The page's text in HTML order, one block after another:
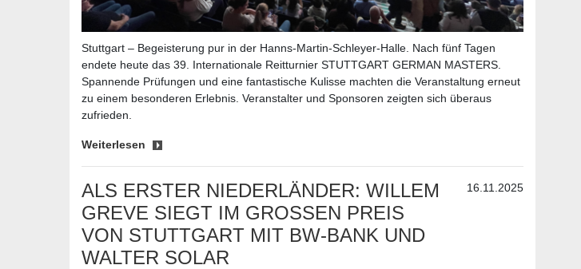
Stuttgart – Begeisterung pur in der Hanns-Martin-Schleyer-Halle. Nach fünf Tagen
endete heute das 39. Internationale Reitturnier STUTTGART GERMAN MASTERS.
Spannende Prüfungen und eine fantastische Kulisse machten die Veranstaltung erneut
zu einem besonderen Erlebnis. Veranstalter und Sponsoren zeigten sich überaus
zufrieden.
Weiterlesen
ALS ERSTER NIEDERLÄNDER: WILLEM
GREVE SIEGT IM GROSSEN PREIS V
ON STUTTGART MIT BW-BANK UND W
ALTER SOLAR
16.11.2025